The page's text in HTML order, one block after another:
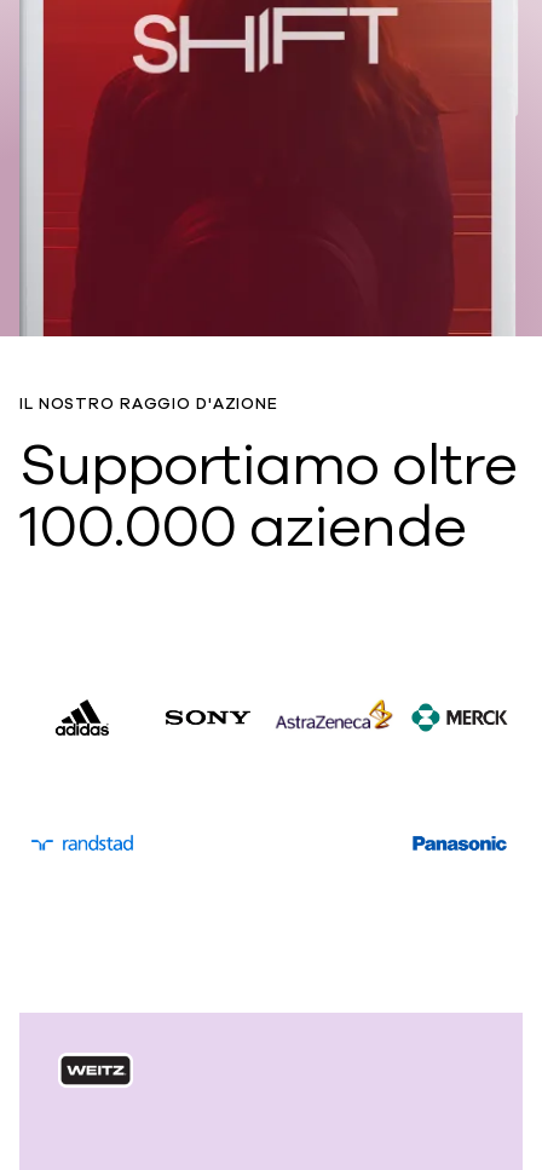
IL NOSTRO RAGGIO D'AZIONE
Supportiamo oltre
100.000 aziende